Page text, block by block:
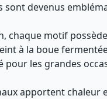
sont devenus
chaque motif
à la boue
pour les grandes
apportent chaleur